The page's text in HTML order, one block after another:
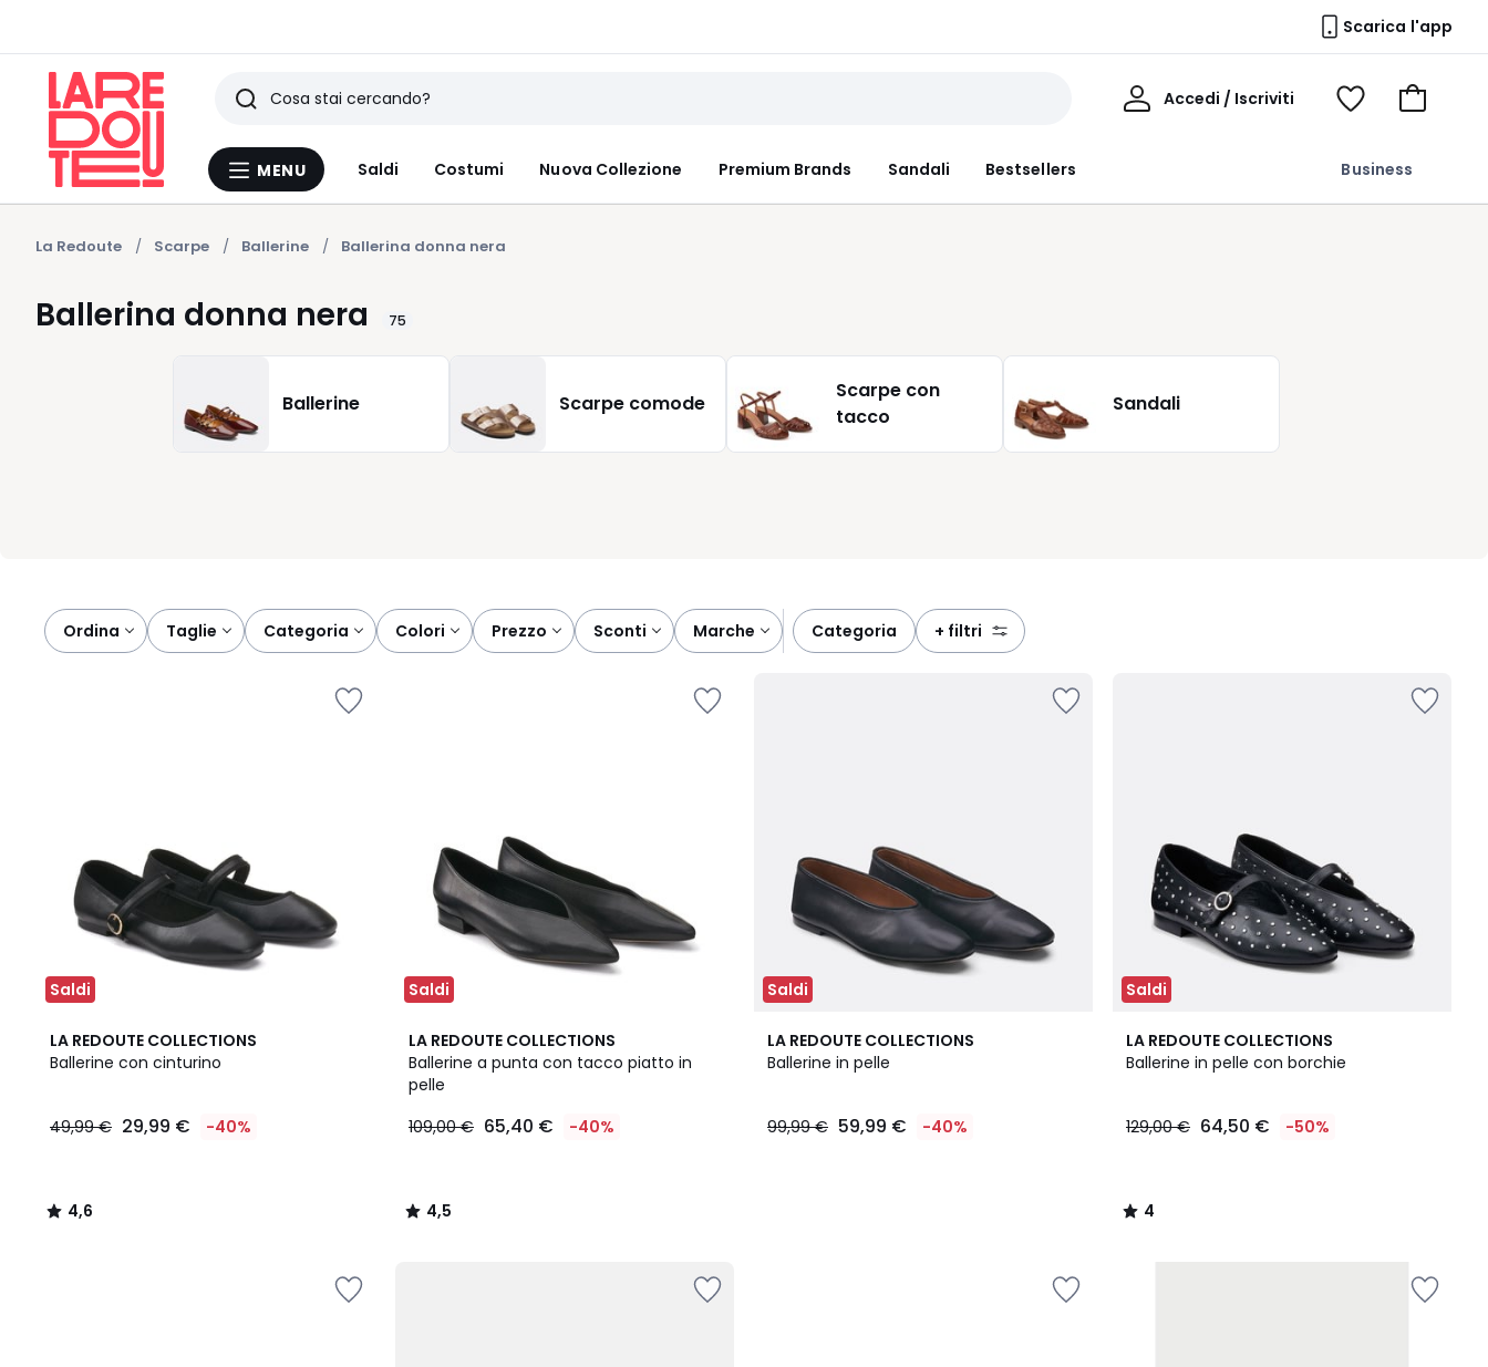
Scarica l'app
Menu
MENU Saldi Costumi Nuova Collezione Premium Brands Sandali Bestsellers Business
Ricerca
Ultimi
articoli
visti
Accedi / Iscriviti
Voir
Vai
La Redoute Scarpe Ballerine Ballerina donna nera
Ballerina donna nera 75
Ballerine Scarpe comode
Scarpe con
tacco
Sandali
Ordina taglie categoria colori prezzo sconti marche categoria + filtri
Saldi
LA REDOUTE COLLECTIONS
Ballerine con cinturino
€
€
49,99 € 29,99 € -40%
4,6
/ 5
4,6
/
Saldi
LA REDOUTE COLLECTIONS
Ballerine a punta con tacco piatto in
pelle
109,00 € 65,40 € -40%
4,5
/ 5
4,5
/
Saldi
LA REDOUTE COLLECTIONS
Ballerine in pelle
99,99 € 59,99 € -40%
Saldi
LA REDOUTE COLLECTIONS
Ballerine in pelle con borchie
129,00 € 64,50 € -50%
4
/
4
/